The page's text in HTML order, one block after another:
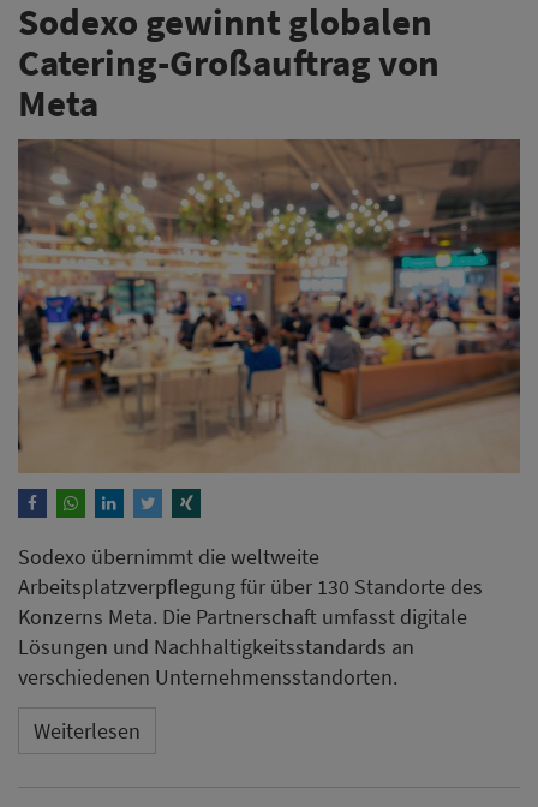
Sodexo gewinnt globalen
Catering-Großauftrag von
Meta
Sodexo übernimmt die weltweite
Arbeitsplatzverpflegung für über 130 Standorte des
Konzerns Meta. Die Partnerschaft umfasst digitale
Lösungen und Nachhaltigkeitsstandards an
verschiedenen Unternehmensstandorten.
Weiterlesen